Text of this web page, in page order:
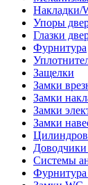
Накладки/
Упоры
Глазки
Фурнитура
Защелки
Замки
Замки
Замки
Замки
Системы